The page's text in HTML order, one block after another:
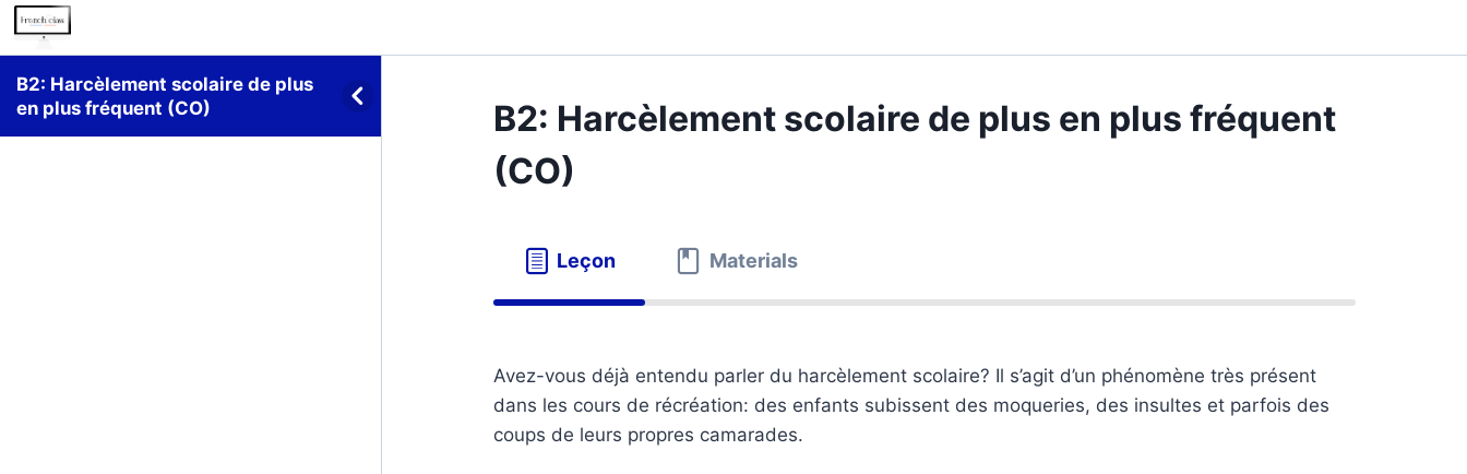
B2: Harcèlement scolaire de plus
en plus fréquent (CO)
B2: Harcèlement scolaire de plus en plus fréquent
(CO)
Leçon Materials
Avez-vous déjà entendu parler du harcèlement scolaire? Il s’agit d’un phénomène très présent
dans les cours de récréation: des enfants subissent des moqueries, des insultes et parfois des
coups de leurs propres camarades.